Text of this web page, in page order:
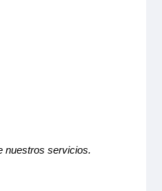
nuestros servicios.